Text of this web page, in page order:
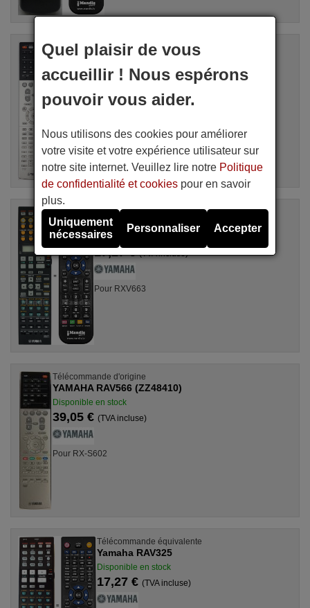
Télécommande équivalente
Yamaha RAV504
Disponible en stock
Télécommande équivalente
Yamaha RAV372
Disponible en stock
17,27 €(TVA incluse)
Pour RXV663
Télécommande d'origine
YAMAHA RAV566 (ZZ48410)
Disponible en stock
39,05 € (TVA incluse)
Pour RX-S602
Télécommande équivalente
Yamaha RAV325
Disponible en stock
17,27 € (TVA incluse)
Quel plaisir de vous
accueillir ! Nous espérons
pouvoir vous aider.
Nous utilisons des cookies pour améliorer
votre visite et votre expérience utilisateur sur
notre site internet. Veuillez lire notre Politique
de confidentialité et cookies pour en savoir
plus.
Uniquement
nécessaires
Personnaliser Accepter